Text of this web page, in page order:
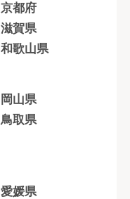
京都府
滋賀県
和歌山県
岡山県
鳥取県
愛媛県